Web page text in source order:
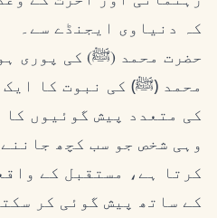
کہ دنیاوی ایجنڈے سے۔
حضرت محمد (ﷺ) کی پوری
محمد (ﷺ) کی نبوت کا
کی متعدد پیش گوئیوں
وہی شخص جو سب کچھ
کرتا ہے، مستقبل کے
کے ساتھ پیش گوئی کر